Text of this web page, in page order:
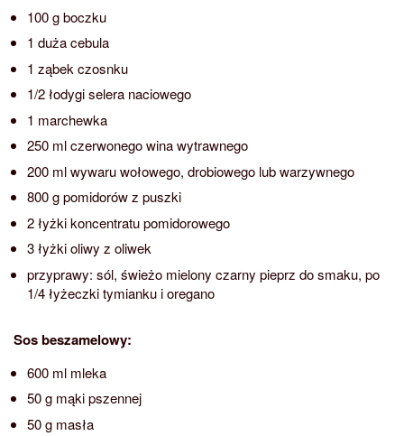
100 g boczku
1 duża cebula
1 ząbek czosnku
1/2 łodygi selera naciowego
1 marchewka
250 ml czerwonego wina wytrawnego
200 ml wywaru wołowego, drobiowego lub warzywnego
800 g pomidorów z puszki
2 łyżki koncentratu pomidorowego
3 łyżki oliwy z oliwek
przyprawy: sól, świeżo mielony czarny pieprz do smaku, po
1/4 łyżeczki tymianku i oregano
Sos beszamelowy:
600 ml mleka
50 g mąki pszennej
50 g masła